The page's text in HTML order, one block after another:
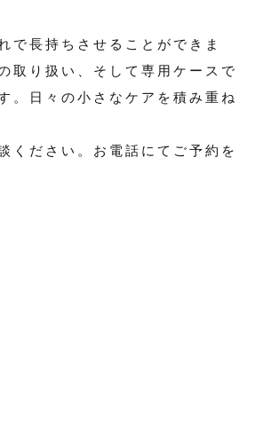
で長持ちさせることができま
取り扱い、そして専用ケースで
。日々の小さなケアを積み重ね
ください。お電話にてご予約を